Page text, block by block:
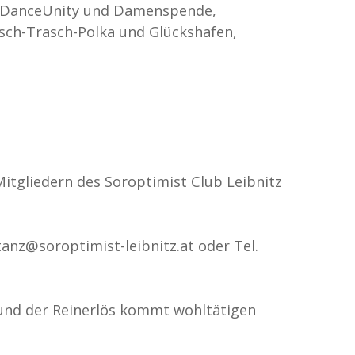
und Damenspende,
Trasch-Polka und Glückshafen,
des Soroptimist Club Leibnitz
leibnitz.at oder Tel.
der Reinerlös kommt wohltätigen